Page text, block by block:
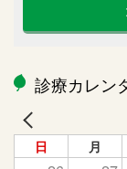
診療カレン
日 月